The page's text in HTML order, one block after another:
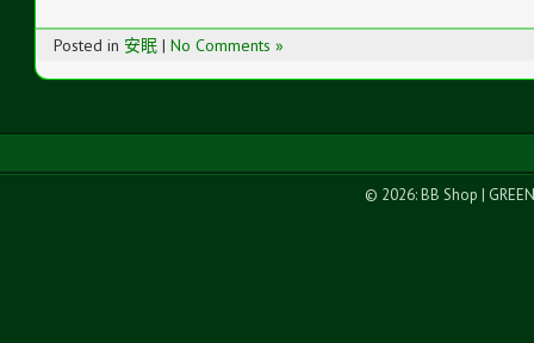
Posted in 安眠 | No Comments »
© 2026: BB Shop |